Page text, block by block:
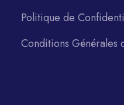
Politique de
Conditions Générales